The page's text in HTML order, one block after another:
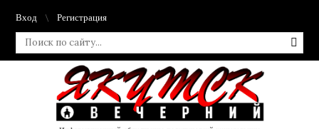
Вход Регистрация